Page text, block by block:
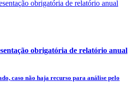
obrigatória de relatório anual
caso não haja recurso para análise pelo